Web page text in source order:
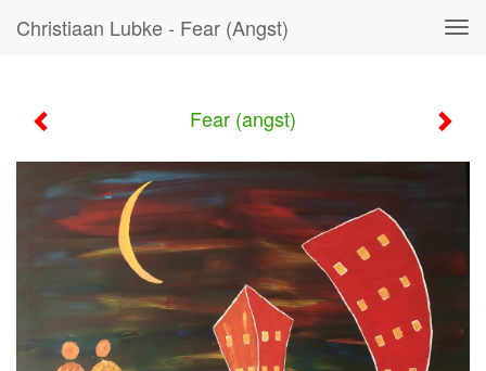
Christiaan Lubke - Fear (angst)
Fear (angst)